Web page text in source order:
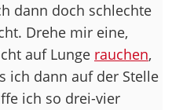
dann doch schlechte
Drehe mir eine,
auf Lunge rauchen,
ich dann auf der Stelle
ich so drei-vier